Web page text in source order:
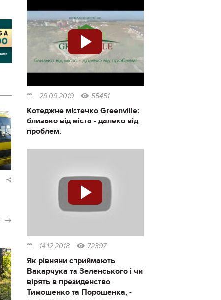
29.09.2019 55451
Котеджне містечко Greenville:
близько від міста - далеко від
проблем.
14.12.2018 72397
Як рівняни сприймають
Вакарчука та Зеленського і чи
вірять в президенство
Тимошенко та Порошенка, -